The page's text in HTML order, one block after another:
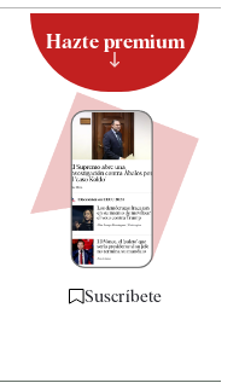
Hazte premium
Suscríbete